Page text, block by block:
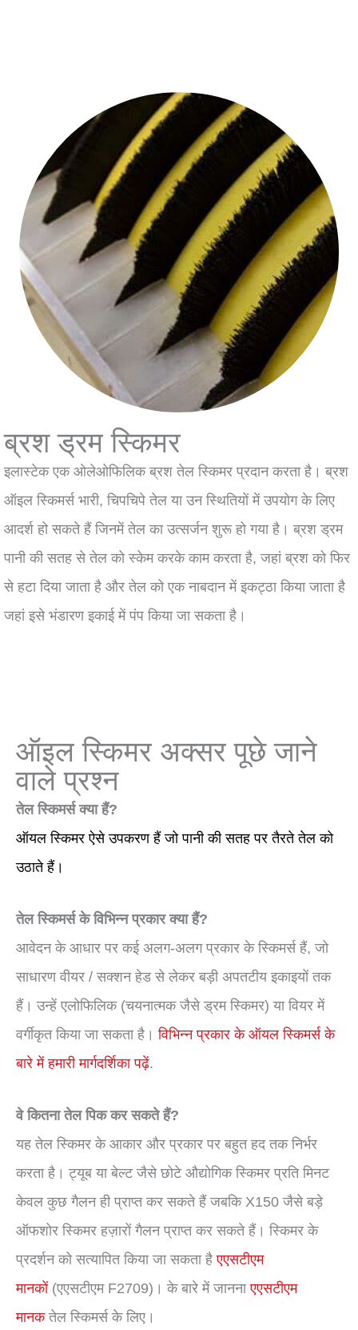
ब्रश ड्रम स्किमर
इलास्टेक एक ओलेओफिलिक ब्रश तेल स्किमर प्रदान करता है। ब्रश
ऑइल स्किमर्स भारी, चिपचिपे तेल या उन स्थितियों में उपयोग के लिए
आदर्श हो सकते हैं जिनमें तेल का उत्सर्जन शुरू हो गया है। ब्रश ड्रम
पानी की सतह से तेल को स्केम करके काम करता है, जहां ब्रश को फिर
से हटा दिया जाता है और तेल को एक नाबदान में इकट्ठा किया जाता है
जहां इसे भंडारण इकाई में पंप किया जा सकता है।
ऑइल स्किमर अक्सर पूछे जाने
वाले प्रश्न
तेल स्किमर्स क्या हैं?
ऑयल स्किमर ऐसे उपकरण हैं जो पानी की सतह पर तैरते तेल को
उठाते हैं।
तेल स्किमर्स के विभिन्न प्रकार क्या हैं?
आवेदन के आधार पर कई अलग-अलग प्रकार के स्किमर्स हैं, जो
साधारण वीयर / सक्शन हेड से लेकर बड़ी अपतटीय इकाइयों तक
हैं। उन्हें एलोफिलिक (चयनात्मक जैसे ड्रम स्किमर) या वियर में
वर्गीकृत किया जा सकता है।विभिन्न प्रकार के ऑयल स्किमर्स के
बारे में हमारी मार्गदर्शिका पढ़ें.
वे कितना तेल पिक कर सकते हैं?
यह तेल स्किमर के आकार और प्रकार पर बहुत हद तक निर्भर
करता है। ट्यूब या बेल्ट जैसे छोटे औद्योगिक स्किमर प्रति मिनट
केवल कुछ गैलन ही प्राप्त कर सकते हैं जबकि X150 जैसे बड़े
ऑफशोर स्किमर हज़ारों गैलन प्राप्त कर सकते हैं। स्किमर के
प्रदर्शन को सत्यापित किया जा सकता हैएएसटीएम
मानकों(एएसटीएम F2709)। के बारे में जाननाएएसटीएम
मानकतेल स्किमर्स के लिए।